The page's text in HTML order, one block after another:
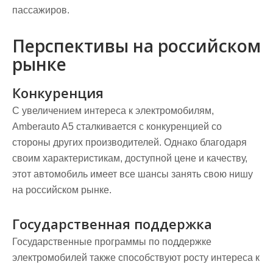
пассажиров.
Перспективы на российском
рынке
Конкуренция
С увеличением интереса к электромобилям,
Amberauto A5 сталкивается с конкуренцией со
стороны других производителей. Однако благодаря
своим характеристикам, доступной цене и качеству,
этот автомобиль имеет все шансы занять свою нишу
на российском рынке.
Государственная поддержка
Государственные программы по поддержке
электромобилей также способствуют росту интереса к